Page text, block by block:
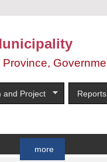
and Project Reports